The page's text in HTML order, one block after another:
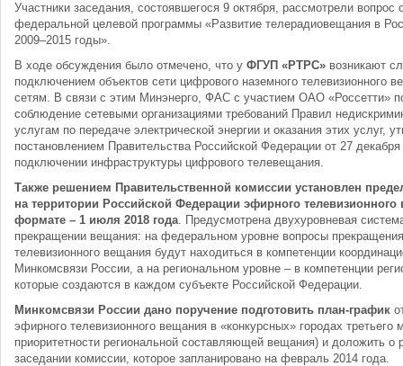
Участники заседания, состоявшегося 9 октября, рассмотрели вопрос
федеральной целевой программы «Развитие телерадиовещания в
2009–2015 годы».
В ходе обсуждения было отмечено, что у ФГУП «РТРС» возникают
подключением объектов сети цифрового наземного телевизионного
сетям. В связи с этим Минэнерго, ФАС с участием ОАО «Россетти»
соблюдение сетевыми организациями требований Правил
услугам по передаче электрической энергии и оказания этих услуг,
постановлением Правительства Российской Федерации от 27
подключении инфраструктуры цифрового телевещания.
Также решением Правительственной комиссии установлен
на территории Российской Федерации эфирного
формате – 1 июля 2018 года. Предусмотрена двухуровневая
прекращении вещания: на федеральном уровне вопросы прекращения
телевизионного вещания будут находиться в компетенции
Минкомсвязи России, а на региональном уровне – в компетенции
которые создаются в каждом субъекте Российской Федерации.
Минкомсвязи России дано поручение подготовить план-график
эфирного телевизионного вещания в «конкурсных» городах третьего
приоритетности региональной составляющей вещания) и доложить
заседании комиссии, которое запланировано на февраль 2014 года.